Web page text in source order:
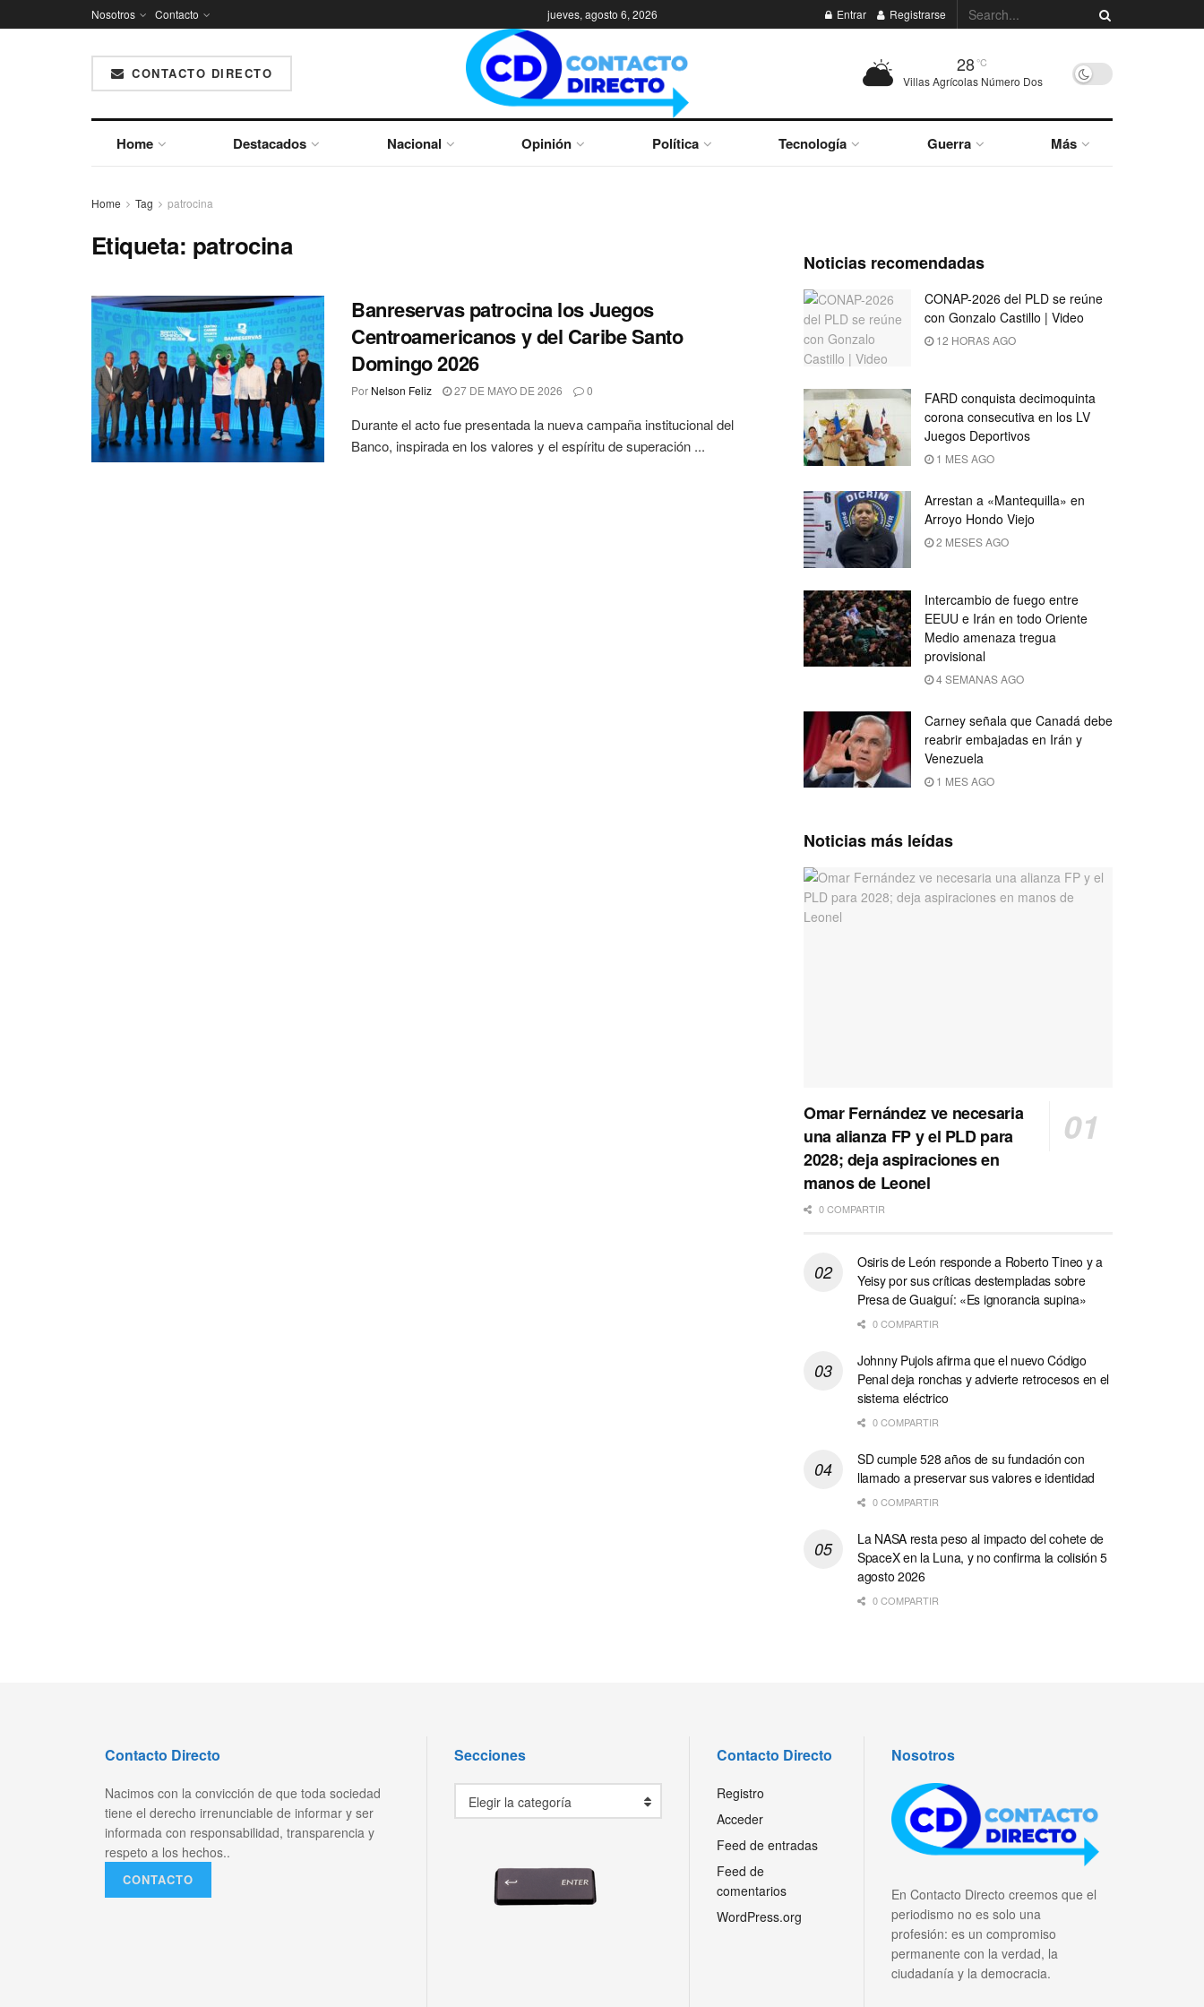
Nosotros Contacto jueves, agosto 6, 2026 Entrar Registrarse
CONTACTO DIRECTO 28°C
Villas Agrícolas Número Dos
Home Destacados Nacional Opinión Política Tecnología Guerra Más
Home Tag patrocina
Etiqueta: patrocina
Banreservas patrocina los Juegos
Centroamericanos y del Caribe Santo
Domingo 2026
Por Nelson Feliz 27 DE MAYO DE 2026 0
Durante el acto fue presentada la nueva campaña institucional del
Banco, inspirada en los valores y el espíritu de superación ...
Noticias recomendadas
CONAP-2026 del PLD se reúne
con Gonzalo Castillo | Video
12 HORAS AGO
FARD conquista decimoquinta
corona consecutiva en los LV
Juegos Deportivos
1 MES AGO
Arrestan a «Mantequilla» en
Arroyo Hondo Viejo
2 MESES AGO
Intercambio de fuego entre
EEUU e Irán en todo Oriente
Medio amenaza tregua
provisional
4 SEMANAS AGO
Carney señala que Canadá debe
reabrir embajadas en Irán y
Venezuela
1 MES AGO
Noticias más leídas
Omar Fernández ve necesaria
una alianza FP y el PLD para
2028; deja aspiraciones en
manos de Leonel
0 COMPARTIR
Osiris de León responde a Roberto Tineo y a
Yeisy por sus críticas destempladas sobre
Presa de Guaiguí: «Es ignorancia supina»
0 COMPARTIR
Johnny Pujols afirma que el nuevo Código
Penal deja ronchas y advierte retrocesos en el
sistema eléctrico
0 COMPARTIR
SD cumple 528 años de su fundación con
llamado a preservar sus valores e identidad
0 COMPARTIR
La NASA resta peso al impacto del cohete de
SpaceX en la Luna, y no confirma la colisión 5
agosto 2026
0 COMPARTIR
Contacto Directo
Nacimos con la convicción de que toda sociedad
tiene el derecho irrenunciable de informar y ser
informada con responsabilidad, transparencia y
respeto a los hechos..
CONTACTO
Secciones
Elegir la categoría
Contacto Directo
Registro
Acceder
Feed de entradas
Feed de
comentarios
WordPress.org
Nosotros
En Contacto Directo creemos que el
periodismo no es solo una
profesión: es un compromiso
permanente con la verdad, la
ciudadanía y la democracia.